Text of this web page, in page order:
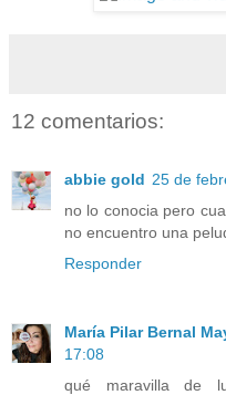
12 comentarios:
abbie gold 25 de
no lo conocia pero
no encuentro una
Responder
María Pilar Bernal
17:08
qué maravilla de